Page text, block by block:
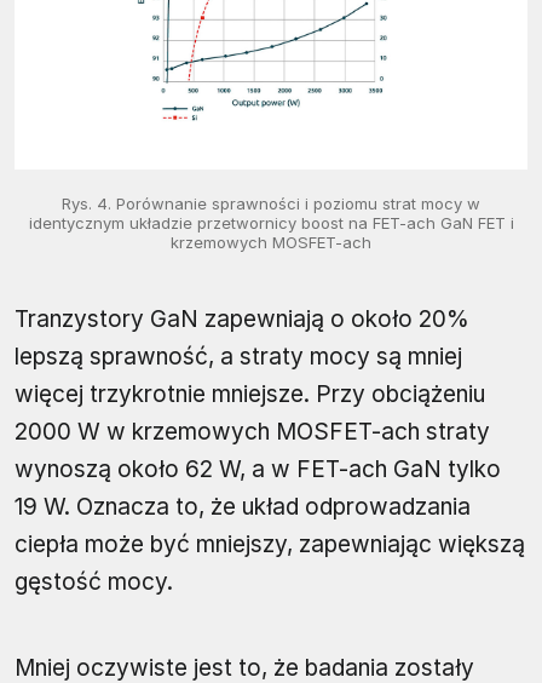
Rys. 4. Porównanie sprawności i poziomu strat mocy w
identycznym układzie przetwornicy boost na FET-ach GaN FET i
krzemowych MOSFET-ach
Tranzystory GaN zapewniają o około 20%
lepszą sprawność, a straty mocy są mniej
więcej trzykrotnie mniejsze. Przy obciążeniu
2000 W w krzemowych MOSFET-ach straty
wynoszą około 62 W, a w FET-ach GaN tylko
19 W. Oznacza to, że układ odprowadzania
ciepła może być mniejszy, zapewniając większą
gęstość mocy.
Mniej oczywiste jest to, że badania zostały